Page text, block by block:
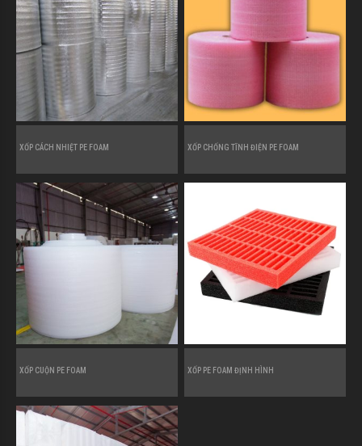
XỐP CÁCH NHIỆT PE FOAM XỐP CHỐNG TĨNH ĐIỆN PE FOAM
XỐP CUỘN PE FOAM XỐP PE FOAM ĐỊNH HÌNH